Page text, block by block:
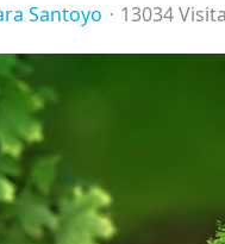
Santoyo 13034